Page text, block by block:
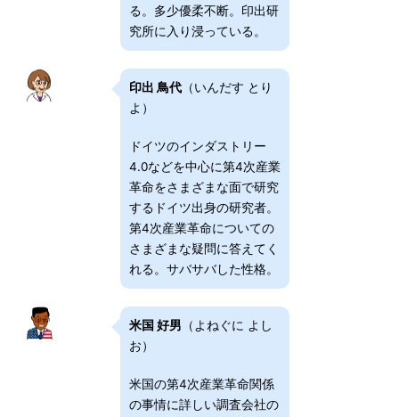
る。多少優柔不断。印出研
究所に入り浸っている。
印出 鳥代 （いんだす とり
よ）
ドイツのインダストリー
4.0などを中心に第4次産業
革命をさまざまな面で研究
するドイツ出身の研究者。
第4次産業革命についての
さまざまな疑問に答えてく
れる。サバサバした性格。
米国 好男 （よねぐに よし
お）
米国の第4次産業革命関係
の事情に詳しい調査会社の